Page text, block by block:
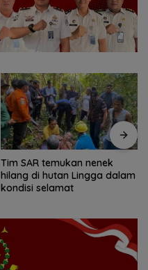
Tim SAR gabungan cari
nenek 68 tahun hilang di
Lingga Kepri